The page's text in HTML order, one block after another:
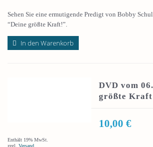
Sehen Sie eine ermutigende Predigt von Bobby
“Deine größte Kraft!”.
In den Warenkorb
DVD vom
größte
10,00€
Enthält 19% MwSt.
zzgl. Versand